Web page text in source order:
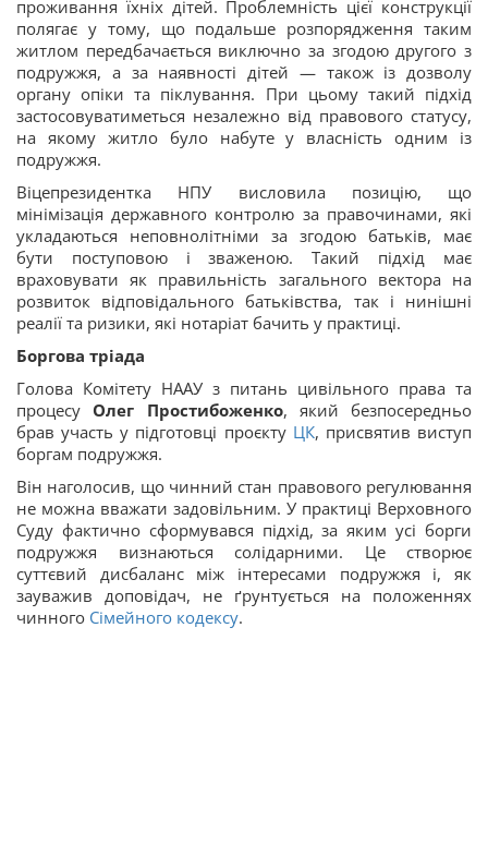
проживання їхніх дітей. Проблемність цієї конструкції
полягає у тому, що подальше розпорядження таким
житлом передбачається виключно за згодою другого з
подружжя, а за наявності дітей — також із дозволу
органу опіки та піклування. При цьому такий підхід
застосовуватиметься незалежно від правового статусу,
на якому житло було набуте у власність одним із
подружжя.
Віцепрезидентка НПУ висловила позицію, що
мінімізація державного контролю за правочинами, які
укладаються неповнолітніми за згодою батьків, має
бути поступовою і зваженою. Такий підхід має
враховувати як правильність загального вектора на
розвиток відповідального батьківства, так і нинішні
реалії та ризики, які нотаріат бачить у практиці.
Боргова тріада
Голова Комітету НААУ з питань цивільного права та
процесу Олег Простибоженко, який безпосередньо
брав участь у підготовці проєкту ЦК, присвятив виступ
боргам подружжя.
Він наголосив, що чинний стан правового регулювання
не можна вважати задовільним. У практиці Верховного
Суду фактично сформувався підхід, за яким усі борги
подружжя визнаються солідарними. Це створює
суттєвий дисбаланс між інтересами подружжя і, як
зауважив доповідач, не ґрунтується на положеннях
чинного Сімейного кодексу.